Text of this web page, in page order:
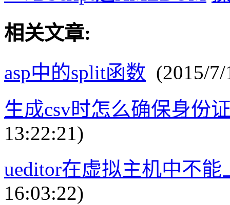
相关文章:
asp中的split函数 (2015/
生成csv时怎么确保身份
13:22:21)
ueditor在虚拟主机中不
16:03:22)